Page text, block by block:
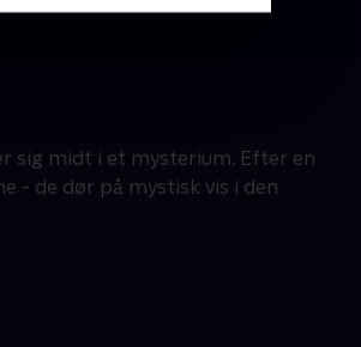
sig midt i et mysterium. Efter en
- de dør på mystisk vis i den